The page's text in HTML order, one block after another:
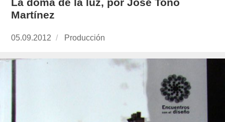
La doma de la luz, por José Tono
Martínez
Publicado
05.09.2012 https://www.experimenta.es/author/
Producción